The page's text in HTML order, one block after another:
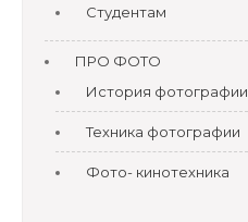
Студентам
ПРО ФОТО
История фотографии
Техника фотографии
Фото- кинотехника